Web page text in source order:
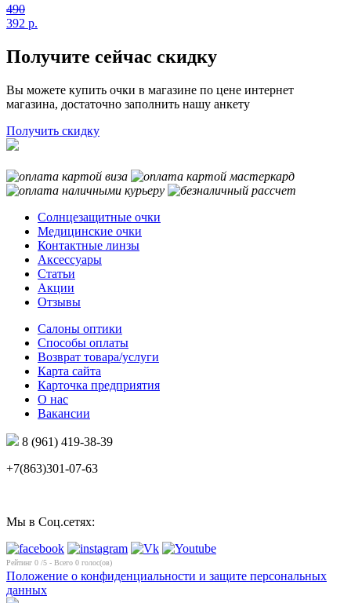
490
392 р.
Получите сейчас скидку
Вы можете купить очки в магазине по цене интернет
магазина, достаточно заполнить нашу анкету
Получить скидку
Солнцезащитные очки
Медицинские очки
Контактные линзы
Аксессуары
Статьи
Акции
Отзывы
Салоны оптики
Способы оплаты
Возврат товара/услуги
Карта сайта
Карточка предприятия
О нас
Вакансии
8 (961) 419-38-39
+7(863)301-07-63
Мы в Соц.сетях:
Рейтинг 0 /5 - Всего 0 голос(ов)
Положение о конфиденциальности и защите персональных
данных